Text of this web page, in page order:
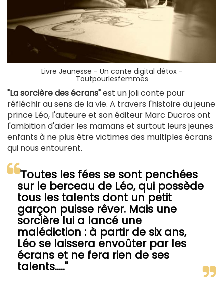
Livre Jeunesse - Un conte digital détox -
Toutpourlesfemmes
"La sorcière des écrans"est un joli conte pour
réfléchir au sens de la vie. A travers l'histoire du jeune
prince Léo, l'auteureet son éditeur Marc Ducros ont
l'ambition d'aider les mamans et surtout leurs jeunes
enfants à ne plus être victimes des multiples écrans
qui nous entourent.
"Toutes les fées se sont penchées
sur le berceau de Léo, qui possède
tous les talents dont un petit
garçon puisse rêver. Mais une
sorcière lui a lancé une
malédiction : à partir de six ans,
Léo se laissera envoûter par les
écrans et ne fera rien de ses
talents....."